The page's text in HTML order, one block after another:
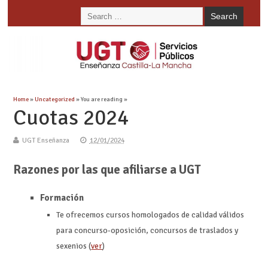
Home»Uncategorized » You are reading »
Cuotas 2024
UGT Enseñanza 12/01/2024
Razones por las que afiliarse a UGT
Formación
Te ofrecemos cursos homologados de calidad válidos
para concurso-oposición, concursos de traslados y
sexenios (ver)